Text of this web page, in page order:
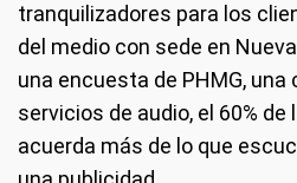
tranquilizadores para los
del medio con sede en
una encuesta de PHMG, una
servicios de audio, el 60%
acuerda más de lo que